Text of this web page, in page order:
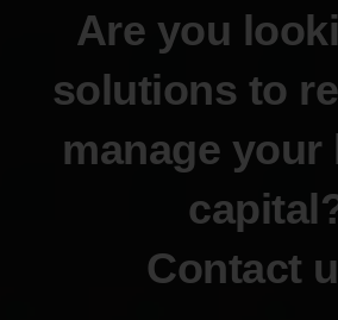
Are you
solutions to
manage your
Contact